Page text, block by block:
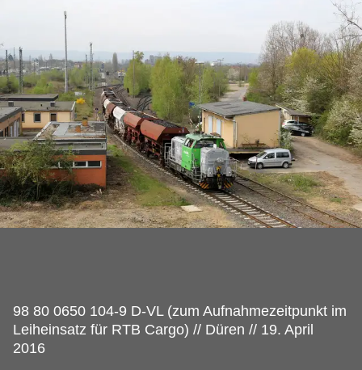
98 80 0650 104-9 D-VL (zum Aufnahmezeitpunkt im
Leiheinsatz für RTB Cargo) // Düren // 19. April
2016